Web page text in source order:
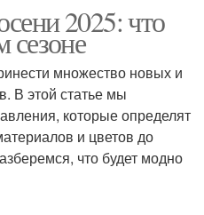
2025: что
сезоне
множество новых и
В этой статье мы
которые определят
и цветов до
что будет модно